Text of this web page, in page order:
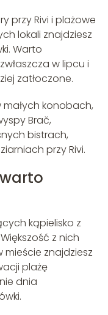
przy Rivi i plażowe
lokali znajdziesz
Warto
w lipcu i
zatłoczone.
konobach,
Brač,
bistrach,
przy Rivi.
kąpielisko z
z nich
mieście znajdziesz
plażę
dnia